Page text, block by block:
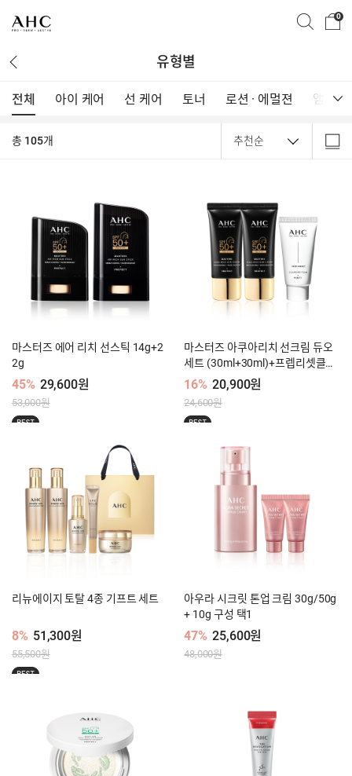
0
유형별
전체 아이 케어 선 케어 토너 로션 · 에멀젼 앰플 ·
유형 전체보기
전체
클렌저
스틱 기타 · 세트
총 105개
마스터즈 에어 리치 선스틱 14g+2
2g
45% 29,600원
53,000원
BEST
마스터즈 아쿠아리치 선크림 듀오
세트 (30ml+30ml)+프렙리셋클렌
징폼 30ml
16% 20,900원
24,600원
BEST
리뉴에이지 토탈 4종 기프트 세트
8% 51,300원
55,500원
BEST
아우라 시크릿 톤업 크림 30g/50g
+ 10g 구성 택1
47% 25,600원
48,000원